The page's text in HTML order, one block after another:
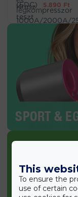
5.890 Ft
SPORT &
This
To ensure the
use of certain